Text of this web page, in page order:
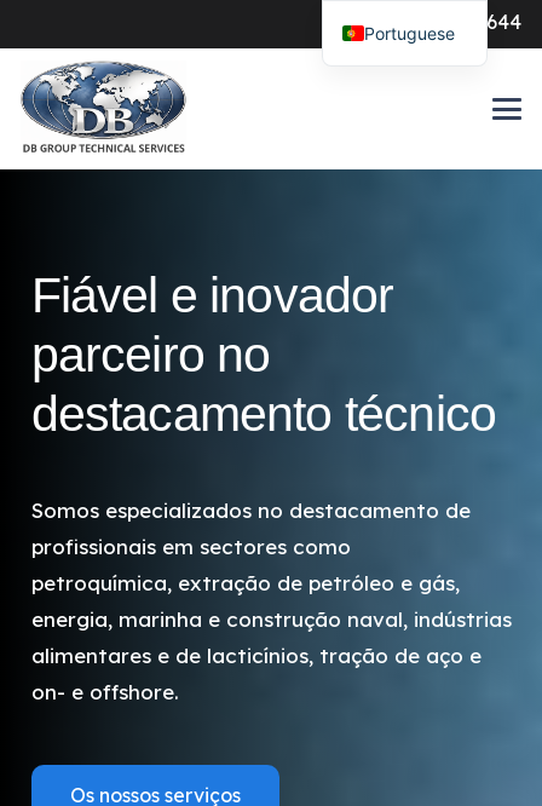
0547-386644
Fiável e inovador
parceiro no
destacamento técnico
Somos especializados no destacamento de
profissionais em sectores como
petroquímica, extração de petróleo e gás,
energia, marinha e construção naval, indústrias
alimentares e de lacticínios, tração de aço e
on- e offshore.
Os nossos serviços
Portuguese